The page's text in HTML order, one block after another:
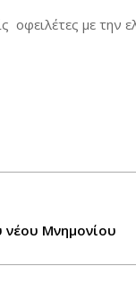
οφειλέτες με την
νέου Μνημονίου